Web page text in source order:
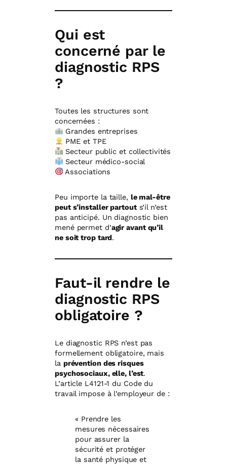
Qui est
concerné par le
diagnostic RPS
?
Toutes les structures sont
concernées :
Grandes entreprises
PME et TPE
Secteur public et collectivités
Secteur médico-social
Associations
Peu importe la taille, le mal-être
peut s’installer partouts’il n’est
pas anticipé. Un diagnostic bien
mené permet d’agir avant qu’il
ne soit trop tard.
Faut-il rendre le
diagnostic RPS
obligatoire ?
Le diagnostic RPS n’est pas
formellement obligatoire, mais
la prévention des risques
psychosociaux, elle, l’est.
L’article L4121-1 du Code du
travail impose à l’employeur de :
« Prendre les
mesures nécessaires
pour assurer la
sécurité et protéger
la santé physique et